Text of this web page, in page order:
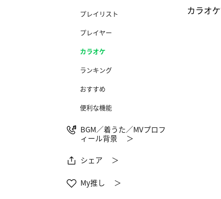
プレイリスト
プレイヤー​
カラオケ​
ランキング
おすすめ
便利な機能
BGM／着うた／MVプロフ
ィール背景 ＞
シェア ＞
My推し ＞
カラオ